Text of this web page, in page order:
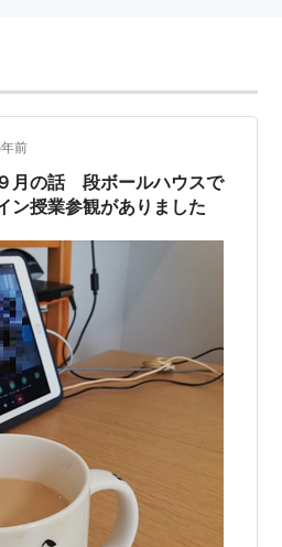
前
月の話 段ボールハウスで
授業参観がありました